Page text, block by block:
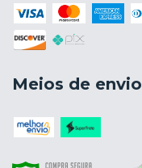
Meios de envio